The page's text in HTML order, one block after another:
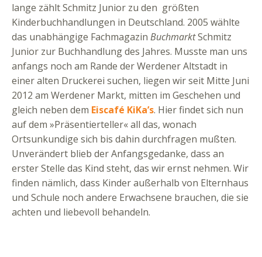
lange zählt Schmitz Junior zu den größten
Kinderbuchhandlungen in Deutschland. 2005 wählte
das unabhängige Fachmagazin BuchmarktSchmitz
Junior zur Buchhandlung des Jahres. Musste man uns
anfangs noch am Rande der Werdener Altstadt in
einer alten Druckerei suchen, liegen wir seit Mitte Juni
2012 am Werdener Markt, mitten im Geschehen und
gleich neben dem Eiscafé KiKa’s. Hier findet sich nun
auf dem »Präsentierteller« all das, wonach
Ortsunkundige sich bis dahin durchfragen mußten.
Unverändert blieb der Anfangsgedanke, dass an
erster Stelle das Kind steht, das wir ernst nehmen. Wir
finden nämlich, dass Kinder außerhalb von Elternhaus
und Schule noch andere Erwachsene brauchen, die sie
achten und liebevoll behandeln.